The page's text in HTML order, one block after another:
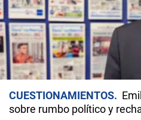
CUESTIONAMIENTOS
sobre rumbo político y